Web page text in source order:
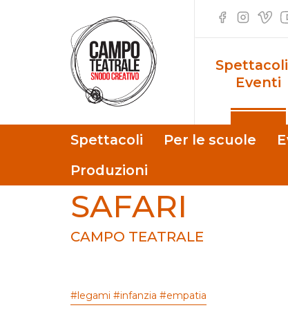
Eventi
Spettacoli Per le scuole
Produzioni
SAFARI
CAMPO TEATRALE
#legami #infanzia #empatia